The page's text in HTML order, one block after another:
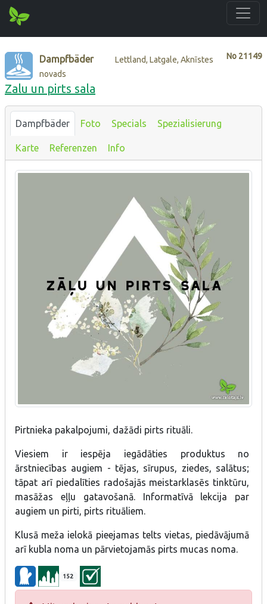
No 21149
Dampfbäder
Lettland, Latgale, Aknīstes
novads
Zalu un pirts sala
Dampfbäder Foto Specials Spezialisierung
Karte Referenzen Info
Pirtnieka pakalpojumi, dažādi pirts rituāli.
Viesiem ir iespēja iegādāties produktus no
ārstniecības augiem - tējas, sīrupus, ziedes, salātus;
tāpat arī piedalīties radošajās meistarklasēs tinktūru,
masāžas eļļu gatavošanā. Informatīvā lekcija par
augiem un pirti, pirts rituāliem.
Klusā meža ielokā pieejamas telts vietas, piedāvājumā
arī kubla noma un pārvietojamās pirts mucas noma.
152